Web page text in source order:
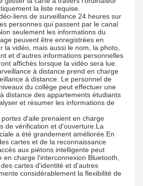
la liste requise.
liens de surveillance 24 heures sur
personnes qui passent par le canal
seulement les informations du
peuvent être enregistrées en
la vidéo, mais aussi le nom, la photo,
et d'autres informations personnelles
affichés lorsque la vidéo sera lue.
à distance prend en charge
à distance. Le personnel de
du collège peut effectuer une
distance des appartements étudiants
et résumer les informations de
d'aile prenaient en charge
de vérification et d'ouverture.La
a été grandement améliorée.En
cartes et de la reconnaissance
aux piétons intelligente peut
en charge l'interconnexion Bluetooth,
cartes d'identité et d'autres
considérablement la flexibilité de